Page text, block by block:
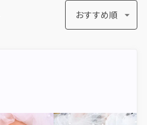
おすすめ順